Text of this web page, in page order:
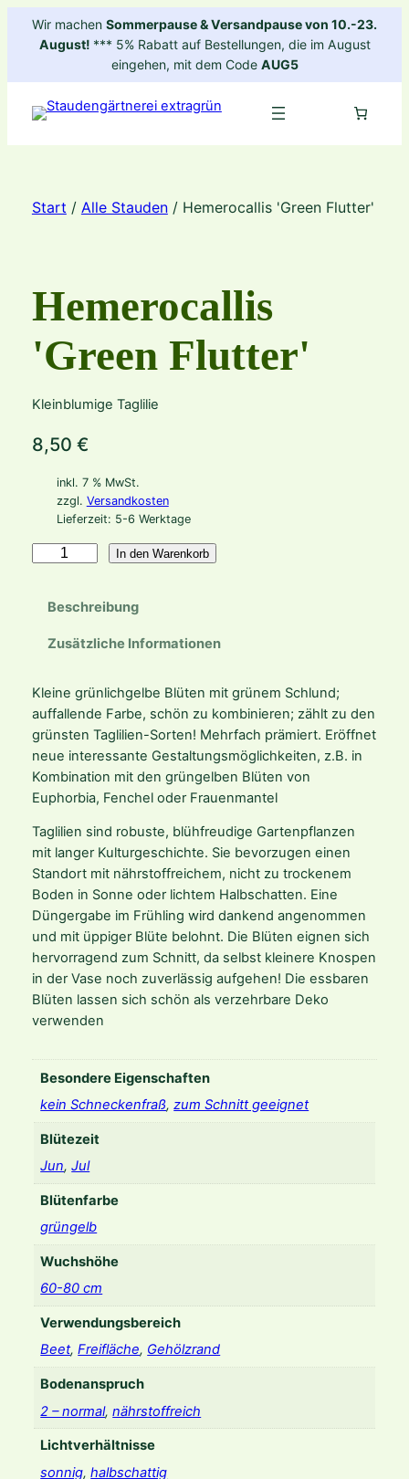
ZumWir machen Sommerpause & Versandpause von 10.-23.
August! *** 5% Rabatt auf Bestellungen, die im August
eingehen, mit dem Code AUG5
Start / Alle Stauden/ Hemerocallis 'Green Flutter'
Hemerocallis
'Green Flutter'
Kleinblumige Taglilie
8,50 €
inkl. 7 % MwSt.
zzgl. Versandkosten
Lieferzeit: 5-6 Werktage
a
l
l
i
s
'
G
r
e
e
n
F
l
u
t
t
r
M
e
e
In den Warenkorb
Beschreibung
Zusätzliche Informationen
Kleine grünlichgelbe Blüten mit grünem Schlund;
auffallende Farbe, schön zu kombinieren; zählt zu den
grünsten Taglilien-Sorten! Mehrfach prämiert. Eröffnet
neue interessante Gestaltungsmöglichkeiten, z.B. in
Kombination mit den grüngelben Blüten von
Euphorbia, Fenchel oder Frauenmantel
Taglilien sind robuste, blühfreudige Gartenpflanzen
mit langer Kulturgeschichte. Sie bevorzugen einen
Standort mit nährstoffreichem, nicht zu trockenem
Boden in Sonne oder lichtem Halbschatten. Eine
Düngergabe im Frühling wird dankend angenommen
und mit üppiger Blüte belohnt. Die Blüten eignen sich
hervorragend zum Schnitt, da selbst kleinere Knospen
in der Vase noch zuverlässig aufgehen! Die essbaren
Blüten lassen sich schön als verzehrbare Deko
verwenden
Besondere Eigenschaften
kein Schneckenfraß,zum Schnitt geeignet
Blütezeit
Jun,Jul
Blütenfarbe
grüngelb
Wuchshöhe
60-80 cm
Verwendungsbereich
Beet,Freifläche, Gehölzrand
Bodenanspruch
2 – normal,nährstoffreich
Lichtverhältnisse
sonnig,halbschattig